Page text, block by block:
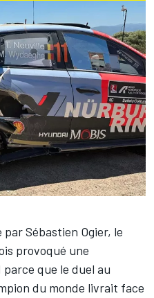
parSébastien Ogier, le
provoqué une
que le duel au
du monde livrait face